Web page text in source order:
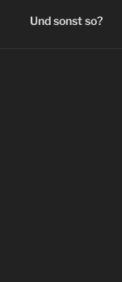
Und sonst so?